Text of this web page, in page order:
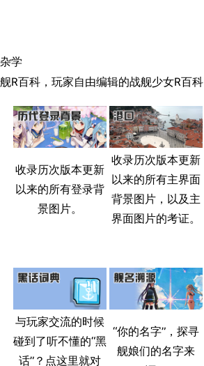
杂学
舰R百科，玩家自由编辑的战舰少女R百科
收录历次版本更新
以来的所有登录背
景图片。
收录历次版本更新
以来的所有主界面
背景图片，以及主
界面图片的考证。
与玩家交流的时候
碰到了听不懂的“黑
话”？点这里就对
“你的名字”，探寻
舰娘们的名字来